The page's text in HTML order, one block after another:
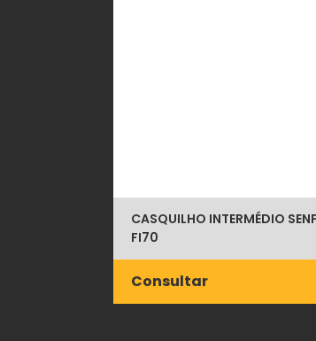
CASQUILHO INTERMÉDIO
FI70
Consultar